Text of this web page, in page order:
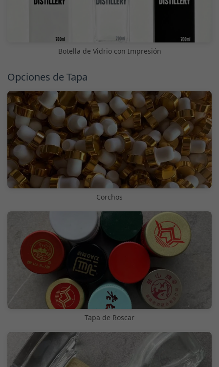
Botella de Vidrio con Impresión
Opciones de Tapa
Corchos
Tapa de Roscar